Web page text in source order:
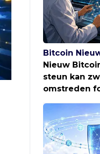
Bitcoin
Nieuw
steun kan
omstreden